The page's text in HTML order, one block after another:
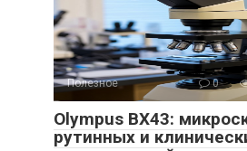
Полезное 0
Olympus BX43:
рутинных и